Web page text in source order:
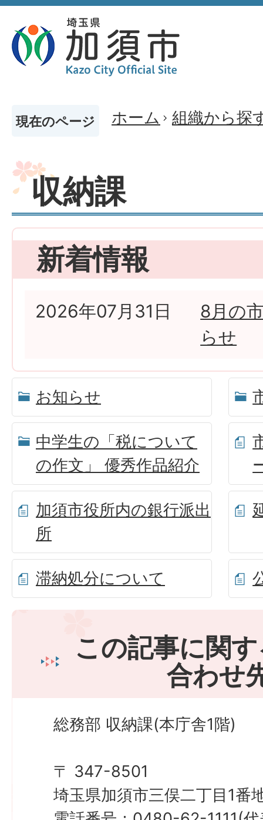
現在のページ ホーム 組織から探
収納課
新着情報
2026年07月31日
8月の
らせ
お知らせ
中学生の「税について
の作文」 優秀作品紹介
加須市役所内の銀行派出
所
滞納処分について
この記事に関
合わせ
総務部 収納課(本庁舎1階)
〒 347-8501
埼玉県加須市三俣二丁目1番